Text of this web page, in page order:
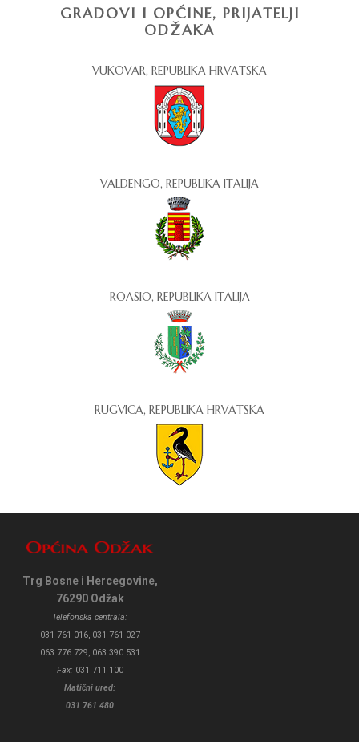
GRADOVI I OPĆINE, PRIJATELJI
ODŽAKA
VUKOVAR, REPUBLIKA HRVATSKA
VALDENGO, REPUBLIKA ITALIJA
ROASIO, REPUBLIKA ITALIJA
RUGVICA, REPUBLIKA HRVATSKA
Trg Bosne i Hercegovine,
76290 Odžak
Telefonska centrala:
031 761 016, 031 761 027
063 776 729, 063 390 531
Fax: 031 711 100
Matični ured:
031 761 480